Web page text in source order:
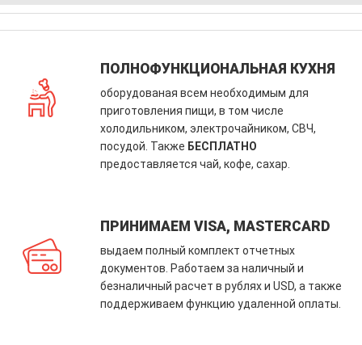
ПОЛНОФУНКЦИОНАЛЬНАЯ КУХНЯ
оборудованая всем необходимым для
приготовления пищи, в том числе
холодильником, электрочайником, СВЧ,
посудой. Также БЕСПЛАТНО
предоставляется чай, кофе, сахар.
ПРИНИМАЕМ VISA, MASTERCARD
выдаем полный комплект отчетных
документов. Работаем за наличный и
безналичный расчет в рублях и USD, а также
поддерживаем функцию удаленной оплаты.